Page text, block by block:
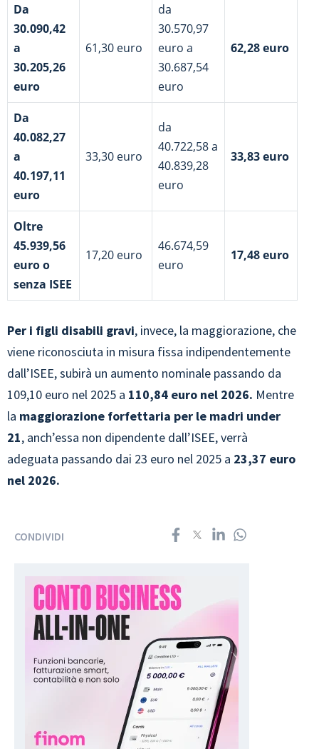
Da
30.090,42
a
30.205,26
euro
61,30 euro
da
30.570,97
euro a
30.687,54
euro
62,28 euro
Da
40.082,27
a
40.197,11
euro
33,30 euro
da
40.722,58 a
40.839,28
euro
33,83 euro
Oltre
45.939,56
euro o
senza ISEE
17,20 euro
46.674,59
euro
17,48 euro
Per i figli disabili gravi, invece, la maggiorazione, che
viene riconosciuta in misura fissa indipendentemente
dall’ISEE, subirà un aumento nominale passando da
109,10 euro nel 2025 a 110,84 euro nel 2026. Mentre
la maggiorazione forfettaria per le madri under
21, anch’essa non dipendente dall’ISEE, verrà
adeguata passando dai 23 euro nel 2025 a 23,37 euro
nel 2026.
CONDIVIDI